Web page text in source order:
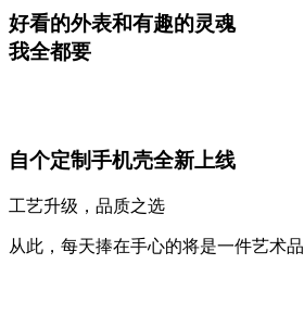
好看的外表和有趣的灵魂
我全都要
自个定制手机壳全新上线
工艺升级，品质之选
从此，每天捧在手心的将是一件艺术品